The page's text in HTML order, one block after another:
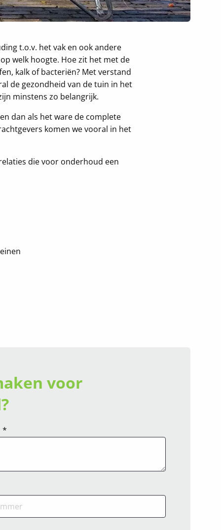
t.o.v. het vak en ook andere
welk hoogte. Hoe zit het met de
kalk of bacteriën? Met verstand
de gezondheid van de tuin in het
minstens zo belangrijk.
dan als het ware de complete
komen we vooral in het
die voor onderhoud een
voor
*